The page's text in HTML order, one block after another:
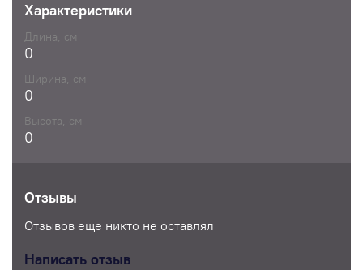
Характеристики
Длина, см
0
Ширина, см
0
Высота, см
0
Отзывы
Отзывов еще никто не оставлял
Написать отзыв